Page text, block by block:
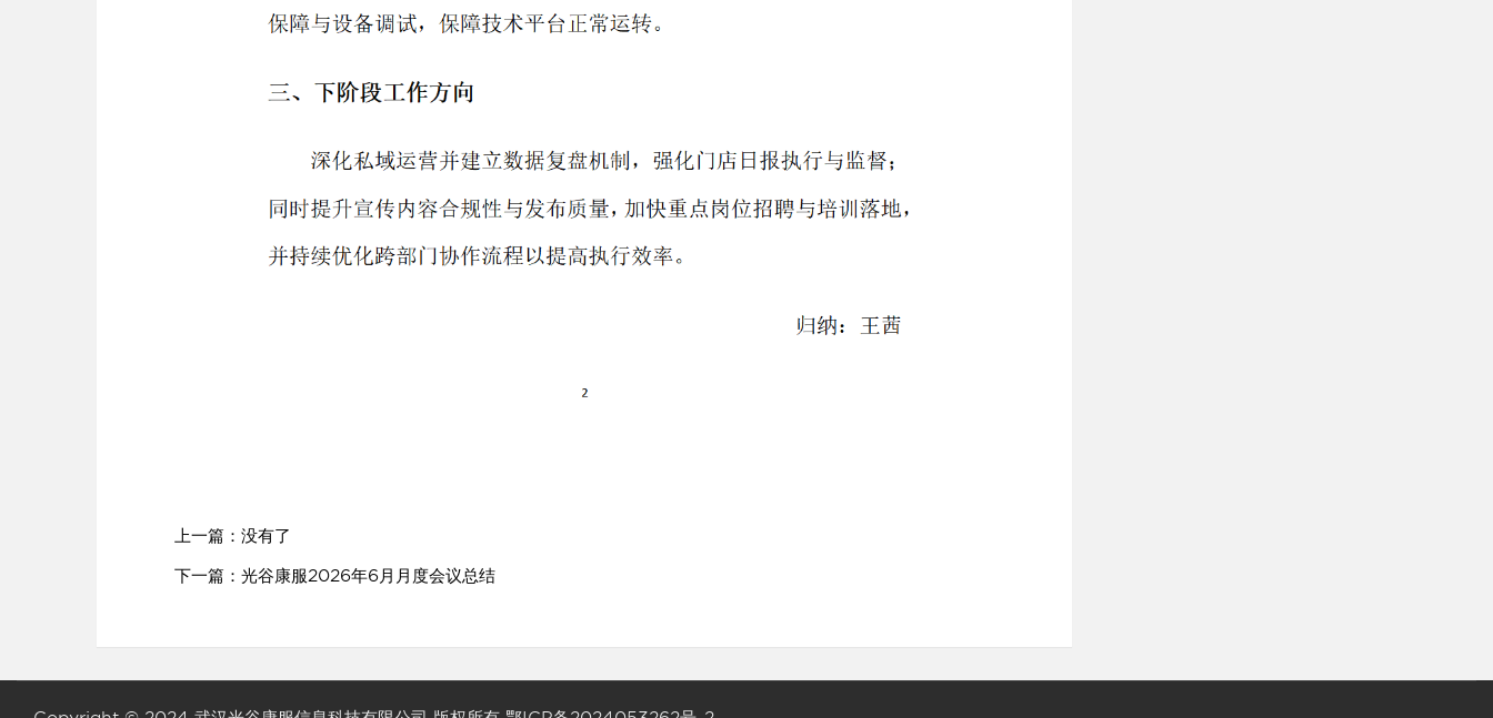
上一篇：没有了
下一篇： 光谷康服2026年6月月度会议总结